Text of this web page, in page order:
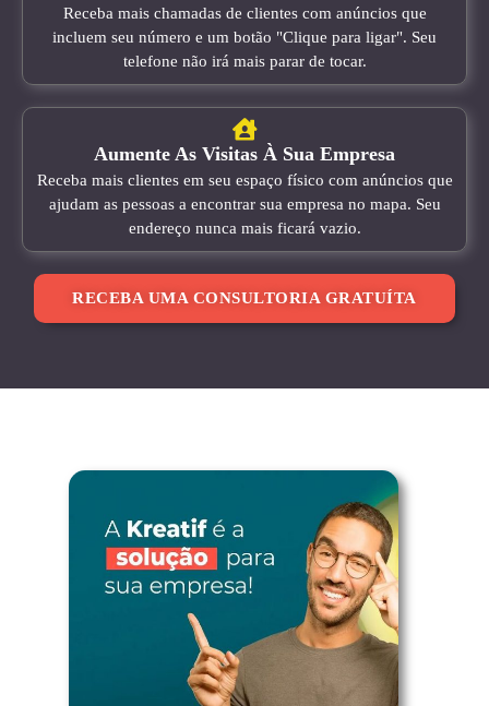
Receba mais chamadas de clientes com anúncios que
incluem seu número e um botão "Clique para ligar". Seu
telefone não irá mais parar de tocar.
Aumente As Visitas À Sua Empresa
Receba mais clientes em seu espaço físico com anúncios que
ajudam as pessoas a encontrar sua empresa no mapa. Seu
endereço nunca mais ficará vazio.
RECEBA UMA CONSULTORIA GRATUÍTA